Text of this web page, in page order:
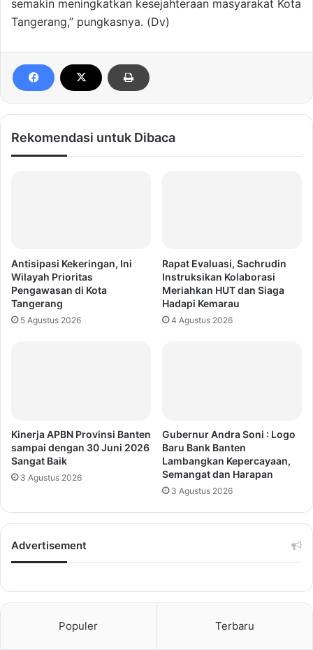
semakin meningkatkan kesejahteraan masyarakat Kota
Tangerang,” pungkasnya. (Dv)
Rekomendasi untuk Dibaca
Antisipasi Kekeringan, Ini
Wilayah Prioritas
Pengawasan di Kota
Tangerang
5 Agustus 2026
Rapat Evaluasi, Sachrudin
Instruksikan Kolaborasi
Meriahkan HUT dan Siaga
Hadapi Kemarau
4 Agustus 2026
Kinerja APBN Provinsi Banten
sampai dengan 30 Juni 2026
Sangat Baik
3 Agustus 2026
Gubernur Andra Soni : Logo
Baru Bank Banten
Lambangkan Kepercayaan,
Semangat dan Harapan
3 Agustus 2026
Advertisement
Populer Terbaru